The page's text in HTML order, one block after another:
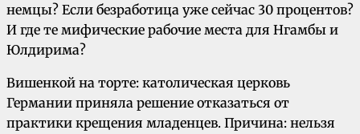
немцы? Если безработица уже сейчас 30 процентов?
И где те мифические рабочие места для Нгамбы и
Юлдирима?
Вишенкой на торте: католическая церковь
Германии приняла решение отказаться от
практики крещения младенцев. Причина: нельзя